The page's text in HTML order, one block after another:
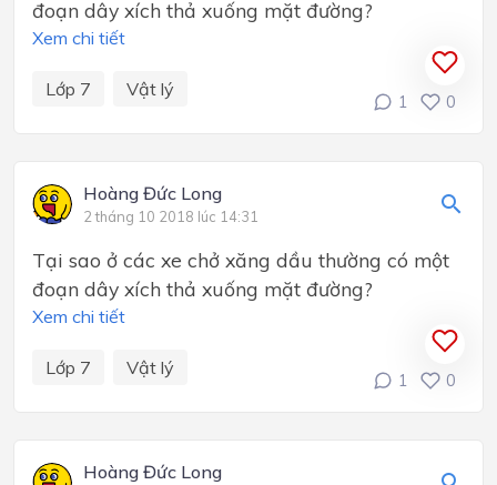
đoạn dây xích thả xuống mặt đường?
Xem chi tiết
Lớp 7 Vật lý
1 0
Hoàng Đức Long
2 tháng 10 2018 lúc 14:31
Tại sao ở các xe chở xăng dầu thường có một
đoạn dây xích thả xuống mặt đường?
Xem chi tiết
Lớp 7 Vật lý
1 0
Hoàng Đức Long